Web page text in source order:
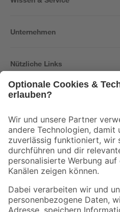
Unternehmen
Nützliche Links
Der toom Newsletter: Keine Angebote
Zur Newsletter Anmeldung
Folge uns